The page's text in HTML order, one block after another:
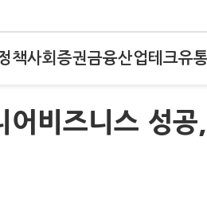
책사회 증권금융산업테크유
비즈니스 성공,